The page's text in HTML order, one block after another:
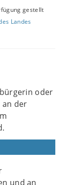
gestellt
Landes
oder
an der
und an